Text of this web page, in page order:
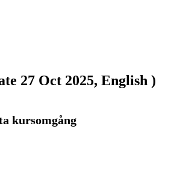
27 Oct 2025, English )
kursomgång